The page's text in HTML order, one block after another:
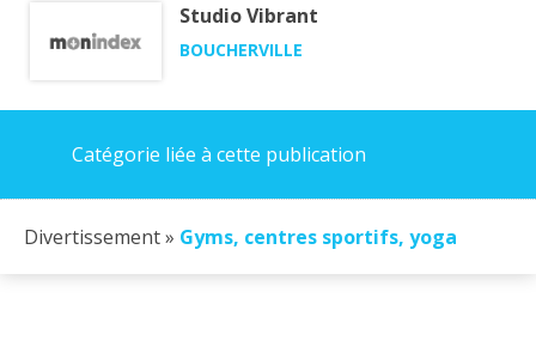
Studio Vibrant
BOUCHERVILLE
Catégorie liée à cette publication
Divertissement » Gyms, centres sportifs, yoga